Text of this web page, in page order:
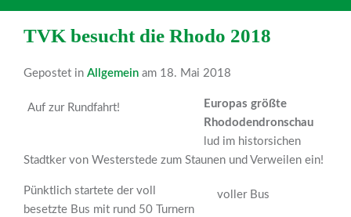
TVK besucht die Rhodo 2018
Gepostet in Allgemein am 18. Mai 2018
Auf zur Rundfahrt!
Europas größte
Rhododendronschau
lud im historsichen
Stadtker von Westerstede zum Staunen und Verweilen ein!
voller Bus
Pünktlich startete der voll
besetzte Bus mit rund 50 Turnern